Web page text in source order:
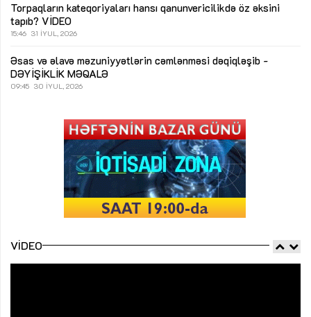
Torpaqların kateqoriyaları hansı qanunvericilikdə öz əksini
tapıb? VİDEO
15:46 31 İYUL, 2026
Əsas və əlavə məzuniyyətlərin cəmlənməsi dəqiqləşib -
DƏYİŞİKLİK MƏQALƏ
09:45 30 İYUL, 2026
VIDEO